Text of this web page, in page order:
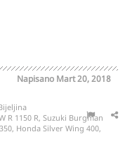
Napisano Mart 20, 2018
R 1150 R, Suzuki Burgman
Honda Silver Wing 400,